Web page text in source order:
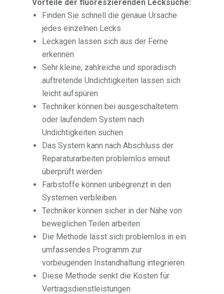
Vorteile der fluoreszierenden Lecksuche:
Finden Sie schnell die genaue Ursache
jedes einzelnen Lecks
Leckagen lassen sich aus der Ferne
erkennen
Sehr kleine, zahlreiche und sporadisch
auftretende Undichtigkeiten lassen sich
leicht aufspüren
Techniker können bei ausgeschaltetem
oder laufendem System nach
Undichtigkeiten suchen
Das System kann nach Abschluss der
Reparaturarbeiten problemlos erneut
überprüft werden
Farbstoffe können unbegrenzt in den
Systemen verbleiben
Techniker können sicher in der Nähe von
beweglichen Teilen arbeiten
Die Methode lässt sich problemlos in ein
umfassendes Programm zur
vorbeugenden Instandhaltung integrieren
Diese Methode senkt die Kosten für
Vertragsdienstleistungen